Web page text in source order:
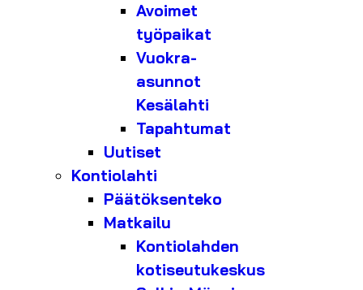
Avoimet
työpaikat
Vuokra-
asunnot
Kesälahti
Tapahtumat
Uutiset
Kontiolahti
Päätöksenteko
Matkailu
Kontiolahden
kotiseutukeskus